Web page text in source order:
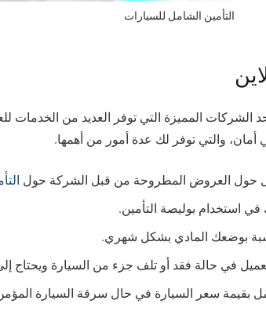
التأمين الشامل للسيارات
الشركات المميزة التي توفر العديد من الخدمات
والتي توفر لك عدة أمور من أهمها.
حول العروض المطروحة من قبل الشركة حول
استخدام بوليصة التأمين.
بوضعك المادي بشكل شهري.
في حالة فقد أو تلف جزء من السيارة ويحتاج
بقيمة سعر السيارة في حال سرقة السيارة